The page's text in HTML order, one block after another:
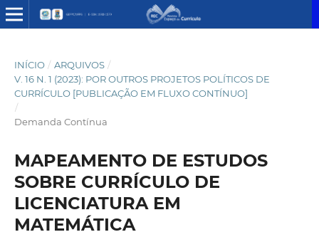
INÍCIO / ARQUIVOS /
V. 16 N. 1 (2023): POR OUTROS PROJETOS POLÍTICOS DE
CURRÍCULO [PUBLICAÇÃO EM FLUXO CONTÍNUO]
/
Demanda Contínua
MAPEAMENTO DE ESTUDOS
SOBRE CURRÍCULO DE
LICENCIATURA EM
MATEMÁTICA